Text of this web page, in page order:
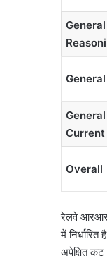
Overall
रेलवे
में
अपेक्षित